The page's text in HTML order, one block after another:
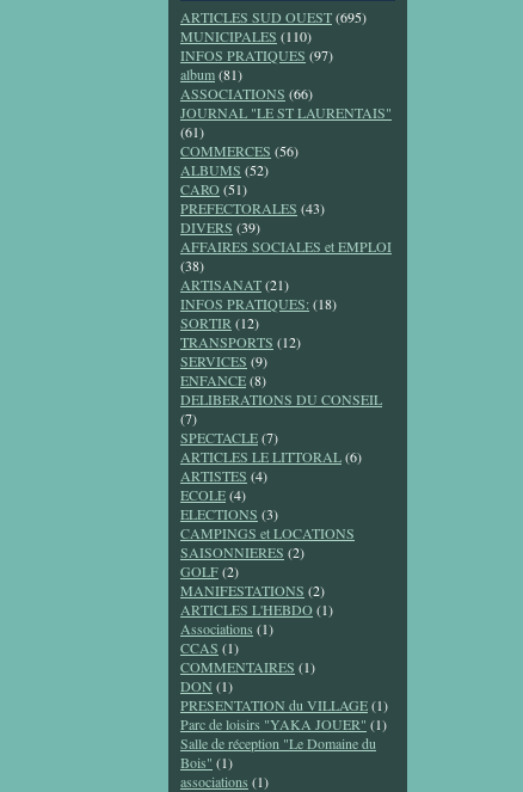
ARTICLES SUD OUEST(695)
MUNICIPALES (110)
INFOS PRATIQUES (97)
album(81)
ASSOCIATIONS (66)
JOURNAL "LE ST LAURENTAIS"
(61)
COMMERCES (56)
ALBUMS (52)
CARO (51)
PREFECTORALES (43)
DIVERS (39)
AFFAIRES SOCIALES et EMPLOI
(38)
ARTISANAT(21)
INFOS PRATIQUES: (18)
SORTIR (12)
TRANSPORTS (12)
SERVICES (9)
ENFANCE(8)
DELIBERATIONS DU CONSEIL
(7)
SPECTACLE(7)
ARTICLES LE LITTORAL(6)
ARTISTES (4)
ECOLE(4)
ELECTIONS (3)
CAMPINGS et LOCATIONS
SAISONNIERES (2)
GOLF(2)
MANIFESTATIONS (2)
ARTICLES L'HEBDO (1)
Associations (1)
CCAS (1)
COMMENTAIRES (1)
DON (1)
PRESENTATION du VILLAGE(1)
Parc de loisirs "YAKA JOUER" (1)
Salle de réception "Le Domaine du
Bois" (1)
associations (1)